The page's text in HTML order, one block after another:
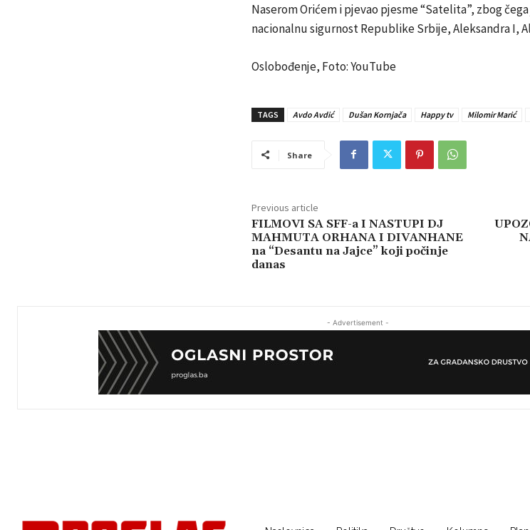
Naserom Orićem i pjevao pjesme “Satelita”, zbog
nacionalnu sigurnost Republike Srbije, Aleksandra I,
Oslobođenje, Foto: YouTube
TAGS Avdo Avdić Dušan Kornjača Happy tv Milomir Marić
Share
Previous article
FILMOVI SA SFF-a I NASTUPI DJ
MAHMUTA ORHANA I DIVANHANE
na “Desantu na Jajce” koji počinje
danas
- Advertisement -